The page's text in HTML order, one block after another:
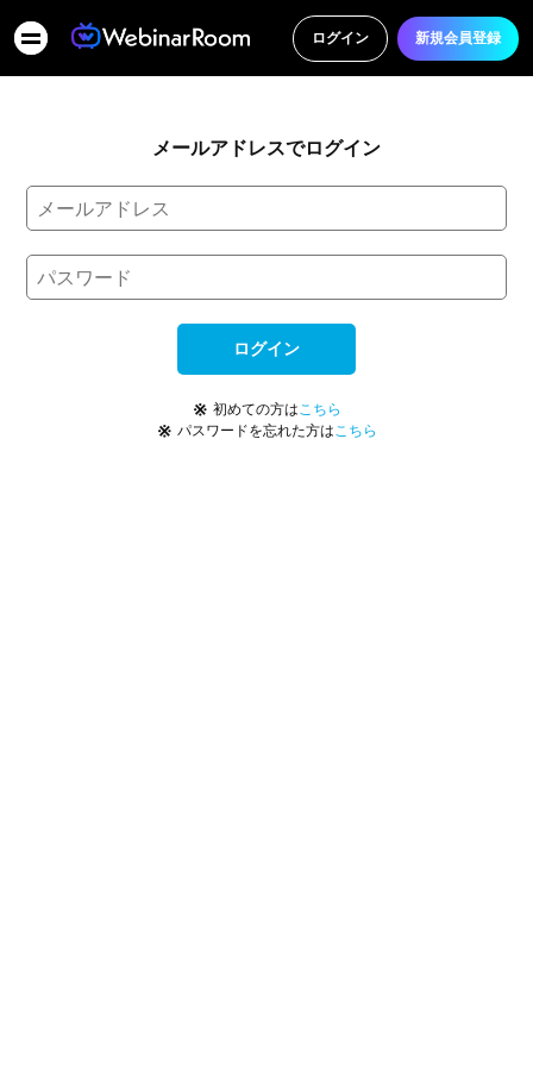
ログイン 新規会員登録
メールアドレスでログイン
ログイン
※ 初めての方は こちら
※ パスワードを忘れた方は こちら